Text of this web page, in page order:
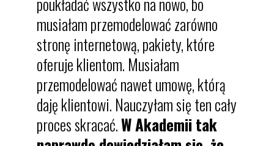
musiałam przemodelować zarówno
stronę internetową, pakiety, które
oferuje klientom. Musiałam
przemodelować nawet umowę, którą
daję klientowi. Nauczyłam się ten cały
proces skracać.W Akademii tak